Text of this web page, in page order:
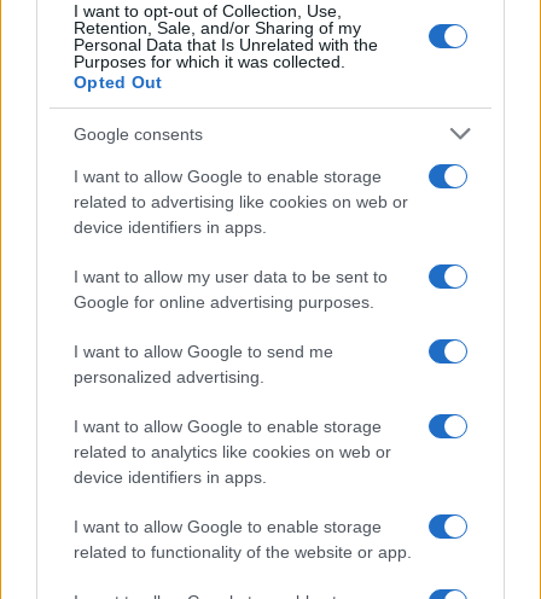
I want to opt-out of Collection, Use,
Retention, Sale, and/or Sharing of my
Personal Data that Is Unrelated with the
Purposes for which it was collected.
Opted Out
Google consents
I want to allow Google to enable storage
related to advertising like cookies on web or
device identifiers in apps.
I want to allow my user data to be sent to
Google for online advertising purposes.
I want to allow Google to send me
personalized advertising.
I want to allow Google to enable storage
related to analytics like cookies on web or
device identifiers in apps.
I want to allow Google to enable storage
related to functionality of the website or app.
È solo motivo di riflessione, non altro.
Sono troppo vecchio per correre dietro alle
opinioni del primo che passa o, peggio, di chi
strilla più forte, anche se sotto copertura delle
testate giornalistiche “prestigiose” od “autorevoli”;
la cosa che mi dà più fastidio è la partigiana
possano essere opinioni diverse sullo stesso
argomento, cosa assolutamente legittima e da
sottoscrivere da chi è autenticamente “liberale”,
ma solo per il fatto che le stesse opinioni non
siano espresse come tali ed invece spacciate per
dati assoluti, prassi che purtroppo è la regola in
molti giornali nostrani.